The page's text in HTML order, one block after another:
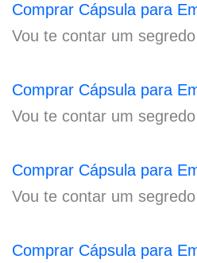
Comprar Cápsula para
Vou te contar um
Comprar Cápsula para
Vou te contar um
Comprar Cápsula para
Vou te contar um
Comprar Cápsula para